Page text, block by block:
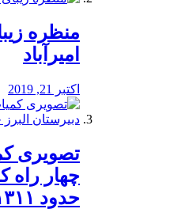
منظره‌‌
امیرآباد
اکتبر 21, 2019
️تصویری
چهار راه
حدود ۱۳۱۱ه ش